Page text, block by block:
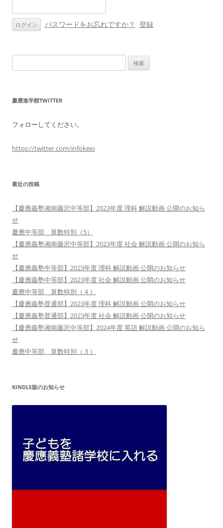
ン
パスワードをお忘れですか？ 登録
索:
慶應進学館TWITTER
フォローしてください。
https://twitter.com/infokeio
最近の投稿
【慶應義塾湘南藤沢中等部】2023年度 理科 解説動画 公開のお知ら
せ
慶應中等部 算数特別（5）
【慶應義塾湘南藤沢中等部】2023年度 社会 解説動画 公開のお知ら
せ
【慶應義塾中等部】2023年度 理科 解説動画 公開のお知らせ
【慶應義塾中等部】2023年度 社会 解説動画 公開のお知らせ
慶應中等部 算数特別（４）
【慶應義塾普通部】2023年度 理科 解説動画 公開のお知らせ
【慶應義塾普通部】2023年度 社会 解説動画 公開のお知らせ
【慶應義塾湘南藤沢中等部】2024年度 英語 解説動画 公開のお知ら
せ
慶應中等部 算数特別（３）
KINDLE版のお知らせ